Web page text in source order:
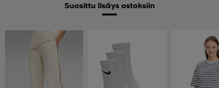
Suosittu lisäys ostoksiin